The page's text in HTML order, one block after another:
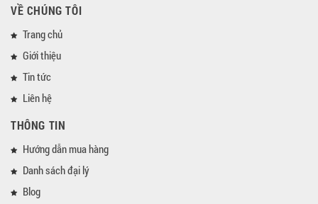
VỀ CHÚNG TÔI
Trang chủ
Giới thiệu
Tin tức
Liên hệ
THÔNG TIN
Hướng dẫn mua hàng
Danh sách đại lý
Blog